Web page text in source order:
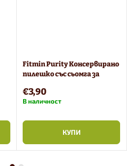
Fitmin Purity Консервирано
пилешко със сьомга за
€3,90
В наличност
КУПИ